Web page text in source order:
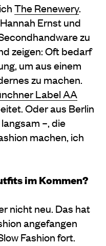
The Renewery.
Ernst und
zu
zeigen: Oft bedarf
um aus einem
zu machen.
Label AA
Oder aus Berlin
–, die
machen, ich
im Kommen?
nicht neu. Das hat
angefangen
Fashion fort.